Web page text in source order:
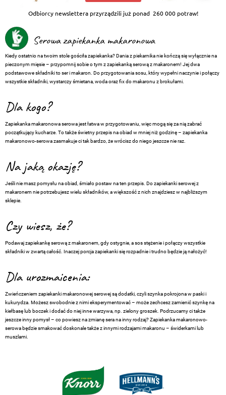
Odbiorcy newslettera przyrządzili już ponad 260 000 potraw!
Serowa zapiekanka makaronowa
Kiedy ostatnio na twoim stole gościła zapiekanka? Dania z piekarnika nie kończą się wyłącznie na
pieczonym mięsie – przypomnij sobie o tym z zapiekanką serową z makaronem! Jej dwa
podstawowe składniki to ser i makaron. Do przygotowania sosu, który wypełni naczynie i połączy
wszystkie składniki, wystarczy śmietana, woda oraz fix do makaronu z brokułami.
Dla kogo?
Zapiekanka makaronowa serowa jest łatwa w przygotowaniu, więc mogą się za nią zabrać
początkujący kucharze. To także świetny przepis na obiad w mniej niż godzinę – zapiekanka
makaronowo-serowa zasmakuje ci tak bardzo, że wrócisz do niego jeszcze nie raz.
Na jaką okazję?
Jeśli nie masz pomysłu na obiad, śmiało postaw na ten przepis. Do zapiekanki serowej z
makaronem nie potrzebujesz wielu składników, a większość z nich znajdziesz w najbliższym
sklepie.
Czy wiesz, że?
Podawaj zapiekankę serową z makaronem, gdy ostygnie, a sos stężenie i połączy wszystkie
składniki w zwartą całość. Inaczej porcja zapiekanki się rozpadnie i trudno będzie ją nałożyć!
Dla urozmaicenia:
Zwieńczeniem zapiekanki makaronowej serowej są dodatki, czyli szynka pokrojona w paski i
kukurydza. Możesz swobodnie z nimi eksperymentować – może zechcesz zamienić szynkę na
kiełbasę lub boczek i dodać do niej inne warzywa, np. zielony groszek. Podrzucamy ci także
jeszcze inny pomysł – co powiesz na zmianę sera na inny rodzaj? Zapiekanka makaronowo-
serowa będzie smakować doskonale także z innymi rodzajami makaronu – świderkami lub
muszlami.